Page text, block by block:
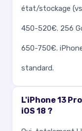
état/stockage (vs
450-520€. 256
650-750€.
standard.
L'iPhone 13
iOS 18 ?